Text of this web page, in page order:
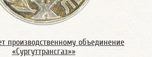
производственному объединение
«Сургуттрансгаз»»